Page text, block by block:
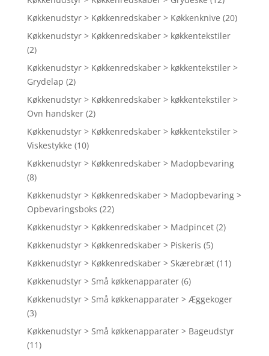
Køkkenudstyr > Køkkenredskaber > Køkkenknive (20)
Køkkenudstyr > Køkkenredskaber > køkkentekstiler
(2)
Køkkenudstyr > Køkkenredskaber > køkkentekstiler >
Grydelap (2)
Køkkenudstyr > Køkkenredskaber > køkkentekstiler >
Ovn handsker (2)
Køkkenudstyr > Køkkenredskaber > køkkentekstiler >
Viskestykke (10)
Køkkenudstyr > Køkkenredskaber > Madopbevaring
(8)
Køkkenudstyr > Køkkenredskaber > Madopbevaring >
Opbevaringsboks (22)
Køkkenudstyr > Køkkenredskaber > Madpincet (2)
Køkkenudstyr > Køkkenredskaber > Piskeris (5)
Køkkenudstyr > Køkkenredskaber > Skærebræt (11)
Køkkenudstyr > Små køkkenapparater (6)
Køkkenudstyr > Små køkkenapparater > Æggekoger
(3)
Køkkenudstyr > Små køkkenapparater > Bageudstyr
(11)